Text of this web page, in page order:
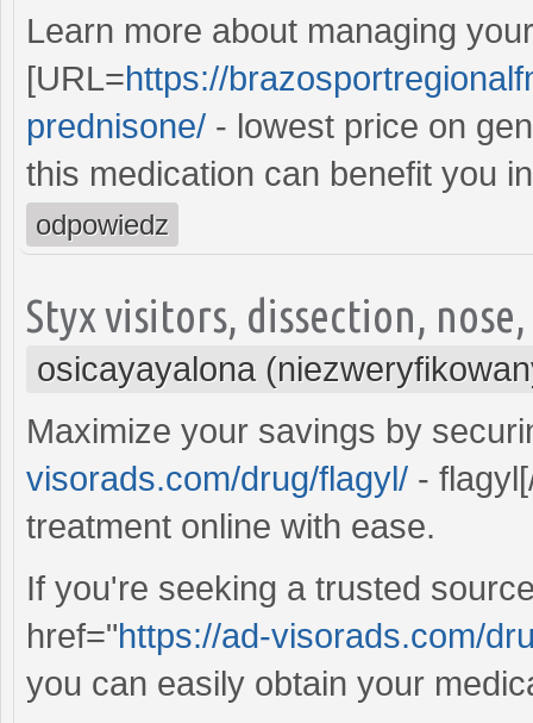
Learn more about managing
[URL=https://
prednisone/ - lowest price on
this medication can benefit you
odpowiedz
Styx visitors, dissection,
osicayayalona
Maximize your savings by
visorads.com/drug/flagyl/ -
treatment online with ease.
If you're seeking a trusted
href="https://ad-visorads.com/
you can easily obtain your